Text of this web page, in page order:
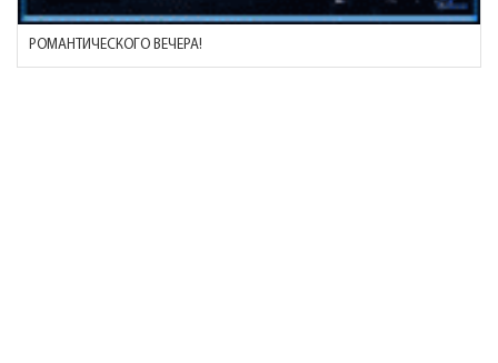
РОМАНТИЧЕСКОГО ВЕЧЕРА!